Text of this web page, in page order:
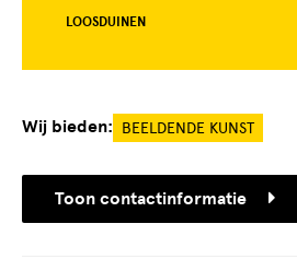
LOOSDUINEN
Wij bieden: BEELDENDE KUNST
Toon contactinformatie